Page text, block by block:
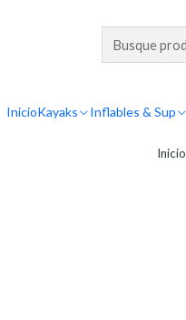
InicioKayaks Inflables & Sup
Inicio